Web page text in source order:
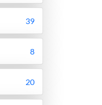
39
8
20